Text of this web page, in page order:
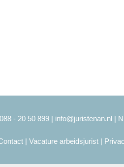
- 20 50 899 | info@juristenan.nl|
| Vacature arbeidsjurist|